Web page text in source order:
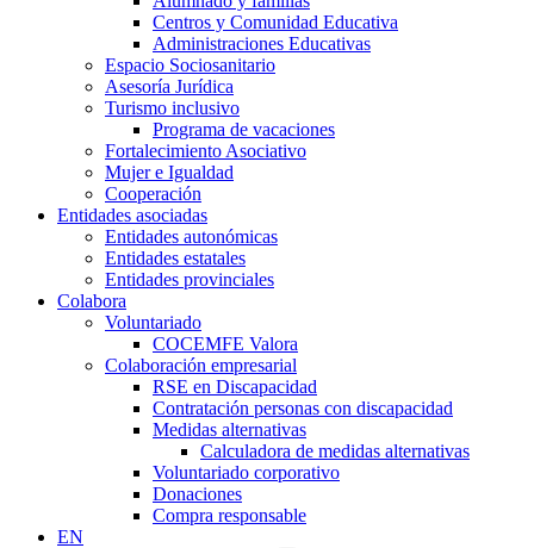
Centros y Comunidad Educativa
Administraciones Educativas
Espacio Sociosanitario
Asesoría Jurídica
Turismo inclusivo
Programa de vacaciones
Fortalecimiento Asociativo
Mujer e Igualdad
Cooperación
Entidades asociadas
Entidades autonómicas
Entidades estatales
Entidades provinciales
Colabora
Voluntariado
COCEMFE Valora
Colaboración empresarial
RSE en Discapacidad
Contratación personas con discapacidad
Medidas alternativas
Calculadora de medidas alternativas
Voluntariado corporativo
Donaciones
Compra responsable
EN